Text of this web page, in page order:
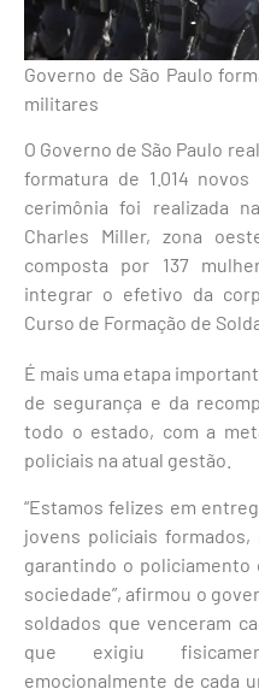
Governo de São Paulo
militares
O Governo de São Paulo
formatura de 1.014
cerimônia foi realizada
Charles Miller, zona
composta por 137
integrar o efetivo da
Curso de Formação de
É mais uma etapa
de segurança e da
todo o estado, com a
policiais na atual gestão.
“Estamos felizes em
jovens policiais
garantindo o policiamento
sociedade”, afirmou o
soldados que venceram
que exigiu
emocionalmente de cada